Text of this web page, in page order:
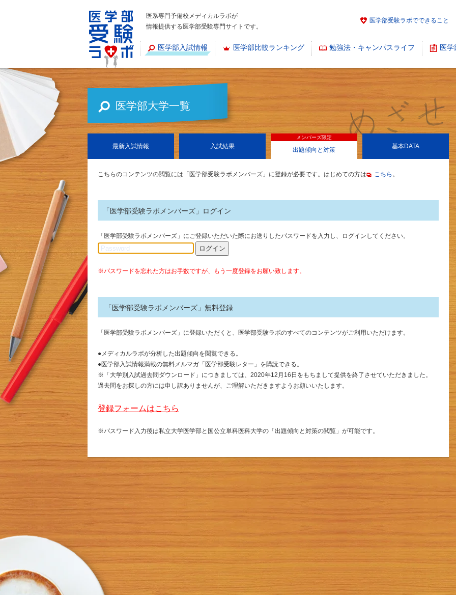
医系専門予備校メディカルラボが
情報提供する医学部受験専門サイトです。
医学部受験ラボでできること
医学部入試情報 医学部比較ランキング 勉強法・キャンパスライフ 医学
医学部大学一覧
最新 入試情報 入試結果 出題傾向と対策
メンバーズ限定
基本DATA
こちらのコンテンツの閲覧には「医学部受験ラボメンバーズ」に登録が必要です。はじめての方は こちら 。
「医学部受験ラボメンバーズ」ログイン
「医学部受験ラボメンバーズ」にご登録いただいた際にお送りしたパスワードを入力し、ログインしてください。
P
s
※パスワードを忘れた方はお手数ですが、もう一度登録をお願い致します。
「医学部受験ラボメンバーズ」無料登録
「医学部受験ラボメンバーズ」に登録いただくと、医学部受験ラボのすべてのコンテンツがご利用いただけます。
●メディカルラボが分析した出題傾向を閲覧できる。
●医学部入試情報満載の無料メルマガ「医学部受験レター」を購読できる。
※「大学別入試過去問ダウンロード」につきましては、2020年12月16日をもちまして提供を終了させていただきました。
過去問をお探しの方には申し訳ありませんが、ご理解いただきますようお願いいたします。
登録フォームはこちら
※パスワード入力後は私立大学医学部と国公立単科医科大学の「出題傾向と対策の閲覧」が可能です。